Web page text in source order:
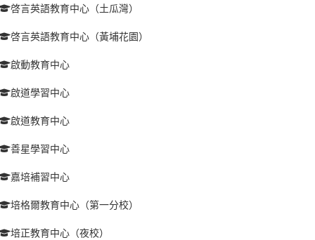
啓言英語教育中心（土瓜灣）
啓言英語教育中心（黃埔花園）
啟動教育中心
啟道學習中心
啟道教育中心
善星學習中心
嘉培補習中心
培格爾教育中心（第一分校）
培正教育中心（夜校）